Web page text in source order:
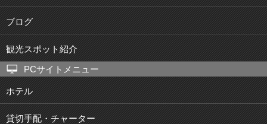
ブログ
観光スポット紹介
PCサイトメニュー
ホテル
貸切手配・チャーター